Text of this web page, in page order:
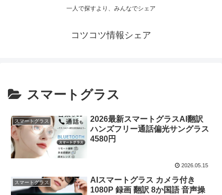
一人で探すより、みんなでシェア
コツコツ情報シェア
スマートグラス
スマートグラス
2026最新スマートグラスAI翻訳
ハンズフリー通話偏光サングラス
4580円
2026.05.15
スマートグラス
AIスマートグラス カメラ付き
1080P 録画 翻訳 8か国語 音声操